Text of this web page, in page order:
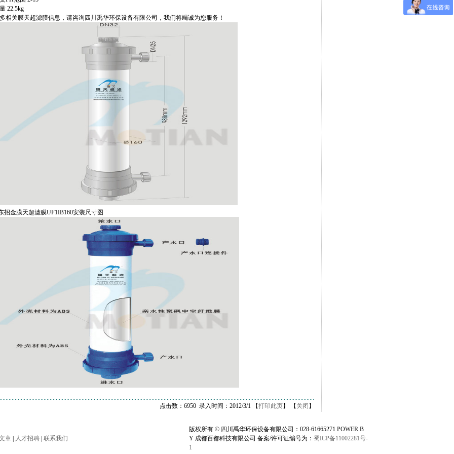
22.5kg
相关膜天超滤膜信息，请咨询四川禹华环保设备有限公司，我们将竭诚为您服务！
招金膜天超滤膜UF1IB160安装尺寸图
点击数：6950 录入时间：2012/3/1 【打印此页】 【 关闭 】
章| 人才招聘 联系我们
版权所有 © 四川禹华环保设备有限公司：028-61665271 POWER B
Y 成都百都科技有限公司 备案/许可证编号为： 蜀ICP备11002281号-
1